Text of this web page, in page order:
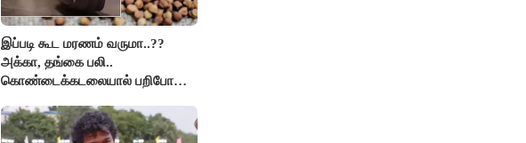
இப்படி கூட மரணம் வருமா..??
அக்கா, தங்கை பலி..
கொண்டைக்கடலையால் பறிபோன